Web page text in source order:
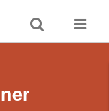
Toggle
search
Toggle